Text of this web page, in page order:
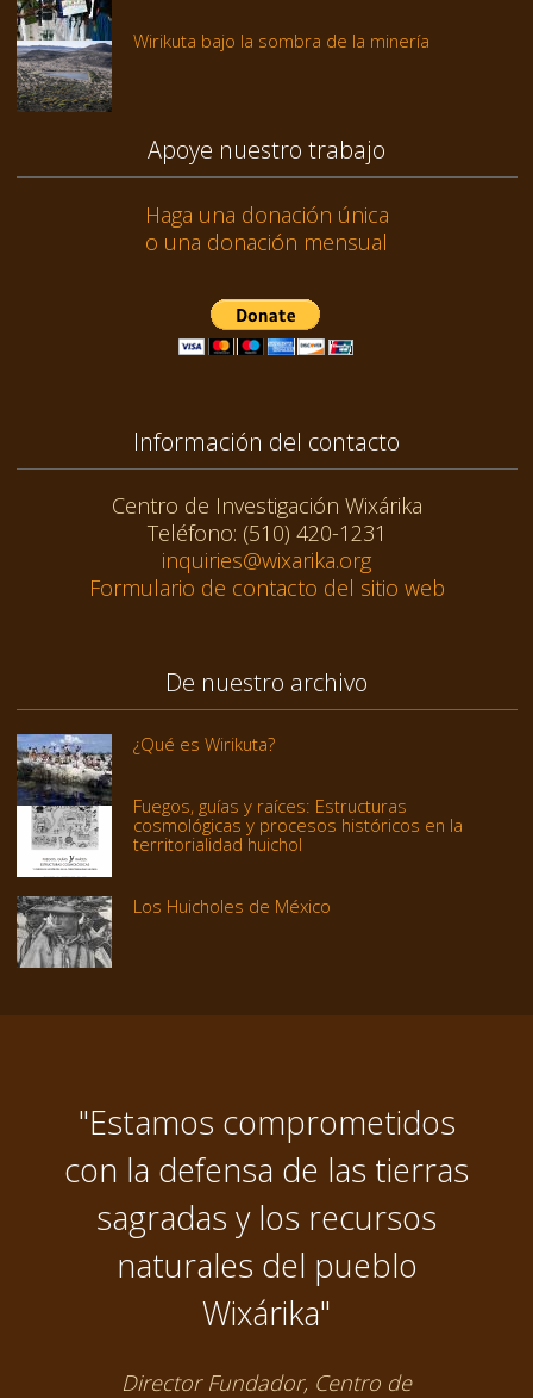
Wirikuta bajo la sombra de la minería
Apoye nuestro trabajo
Haga una donación única
o una donación mensual
Información del contacto
Centro de Investigación Wixárika
Teléfono: (510) 420-1231
inquiries@wixarika.org
Formulario de contacto del sitio web
De nuestro archivo
¿Qué es Wirikuta?
Fuegos, guías y raíces: Estructuras
cosmológicas y procesos históricos en la
territorialidad huichol
Los Huicholes de México
"Estamos comprometidos
con la defensa de las tierras
sagradas y los recursos
naturales del pueblo
Wixárika"
Director Fundador, Centro de